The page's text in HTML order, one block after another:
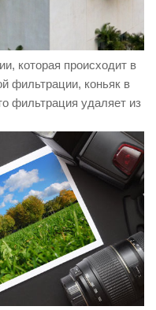
которая происходит в
фильтрации, коньяк в
фильтрация удаляет из